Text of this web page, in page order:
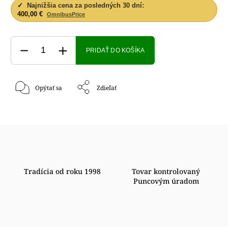
✓
Najnižšia cena za posledných 30 dní:
400,00 €
OmnibusPrice
PRIDAŤ DO KOŠÍKA
Opýtať sa Zdieľať
Tradícia od roku 1998
Tovar kontrolovaný
Puncovým úradom